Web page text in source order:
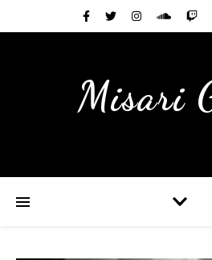
Misari